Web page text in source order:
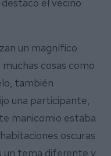
un magnífico
cosas como
también
una participante,
manicomio estaba
oscuras
un tema diferente y